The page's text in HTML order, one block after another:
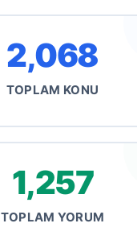
2,068
TOPLAM KONU
1,257
TOPLAM YORUM